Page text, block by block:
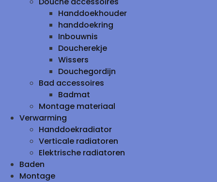
Handdoekhouder
handdoekring
Inbouwnis
Doucherekje
Wissers
Douchegordijn
Bad accessoires
Badmat
Montage materiaal
Verwarming
Handdoekradiator
Verticale radiatoren
Elektrische radiatoren
Baden
Montage